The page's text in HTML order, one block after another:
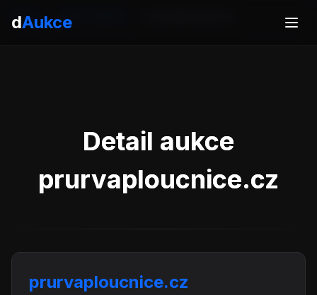
dAukce
Domů
Detail aukce
prurvaploucnice.cz
prurvaploucnice.cz